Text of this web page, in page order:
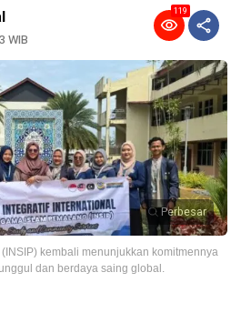
WIB
119
Perbesar
kembali menunjukkan komitmennya
dan berdaya saing global.